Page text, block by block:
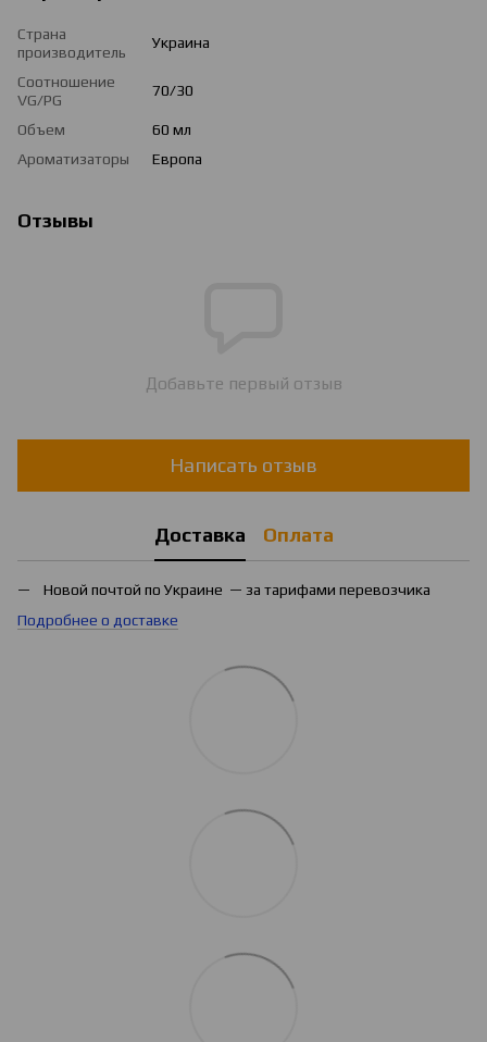
Страна
производитель
Украина
Соотношение
VG/PG
70/30
Объем
60 мл
Ароматизаторы
Европа
Отзывы
Добавьте первый отзыв
Написать отзыв
Доставка Оплата
Новой почтой по Украине — за тарифами перевозчика
Подробнее о доставке